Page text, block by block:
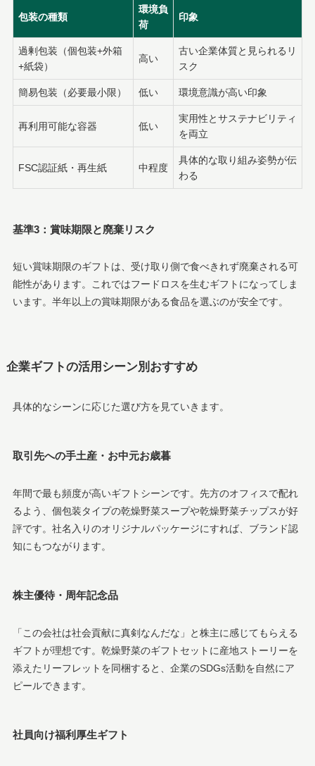
包装の種類
環境負
荷
印象
過剰包装（個包装+外箱
+紙袋）
高い
古い企業体質と見られるリ
スク
簡易包装（必要最小限） 低い 環境意識が高い印象
再利用可能な容器 低い
実用性とサステナビリティ
を両立
FSC認証紙・再生紙 中程度
具体的な取り組み姿勢が伝
わる
基準3：賞味期限と廃棄リスク
短い賞味期限のギフトは、受け取り側で食べきれず廃棄される可
能性があります。これではフードロスを生むギフトになってしま
います。半年以上の賞味期限がある食品を選ぶのが安全です。
企業ギフトの活用シーン別おすすめ
具体的なシーンに応じた選び方を見ていきます。
取引先への手土産・お中元お歳暮
年間で最も頻度が高いギフトシーンです。先方のオフィスで配れ
るよう、個包装タイプの乾燥野菜スープや乾燥野菜チップスが好
評です。社名入りのオリジナルパッケージにすれば、ブランド認
知にもつながります。
株主優待・周年記念品
「この会社は社会貢献に真剣なんだな」と株主に感じてもらえる
ギフトが理想です。乾燥野菜のギフトセットに産地ストーリーを
添えたリーフレットを同梱すると、企業のSDGs活動を自然にア
ピールできます。
社員向け福利厚生ギフト